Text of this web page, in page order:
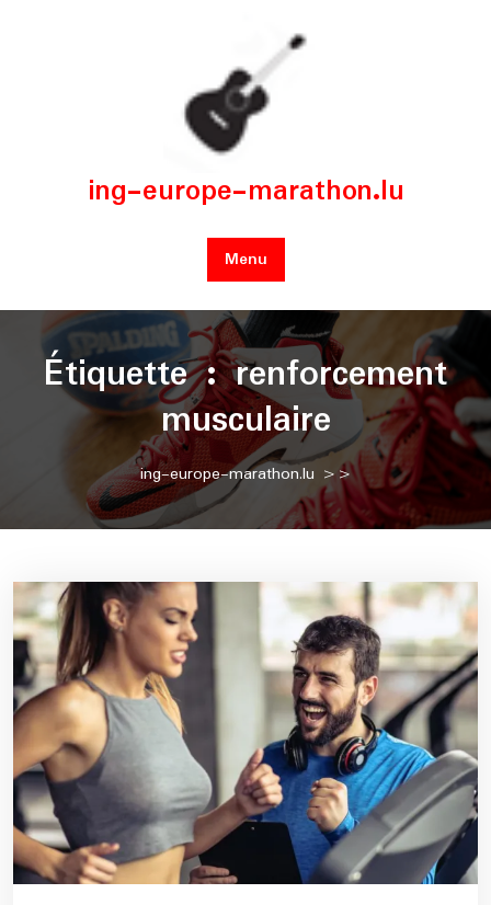
ing-europe-marathon.lu
Menu
Étiquette :renforcement
musculaire
ing-europe-marathon.lu >>